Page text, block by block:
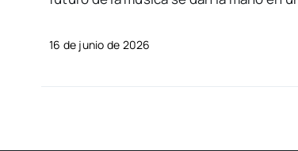
16 de junio de 2026